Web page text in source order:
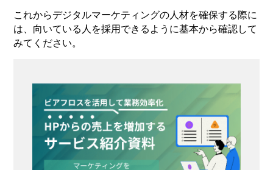
これからデジタルマーケティングの人材を確保する際に
は、向いている人を採用できるように基本から確認して
みてください。